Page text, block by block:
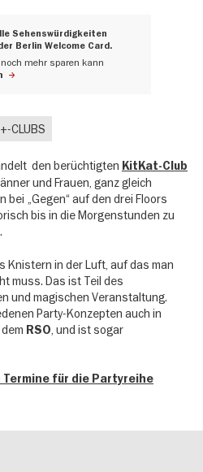
Sehenswürdigkeiten
Berlin Welcome Card.
mehr sparen kann
CLUBS
den berüchtigten KitKat-Club
und Frauen, ganz gleich
bei „Gegen“ auf den drei Floors
bis in die Morgenstunden zu
.
Knistern in der Luft, auf das man
muss. Das ist Teil des
und magischen Veranstaltung.
Party-Konzepten auch in
RSO , und ist sogar
Termine für die Partyreihe